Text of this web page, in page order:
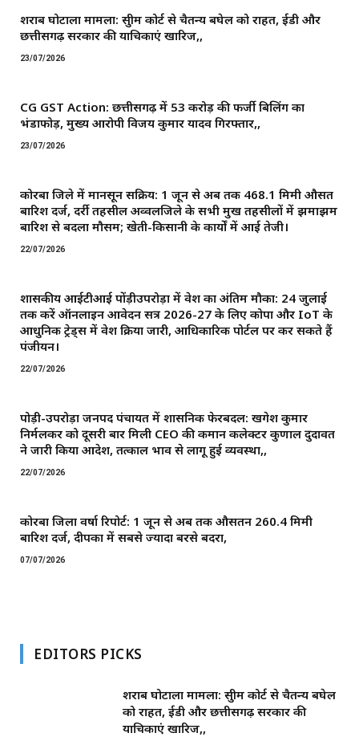
शराब घोटाला मामला: सुप्रीम कोर्ट से चैतन्य बघेल को राहत, ईडी और
छत्तीसगढ़ सरकार की याचिकाएं खारिज,,
23/07/2026
CG GST Action: छत्तीसगढ़ में 53 करोड़ की फर्जी बिलिंग का
भंडाफोड़, मुख्य आरोपी विजय कुमार यादव गिरफ्तार,,
23/07/2026
कोरबा जिले में मानसून सक्रिय: 1 जून से अब तक 468.1 मिमी औसत
बारिश दर्ज, दर्री तहसील अव्वलजिले के सभी प्रमुख तहसीलों में झमाझम
बारिश से बदला मौसम; खेती-किसानी के कार्यों में आई तेजी।
22/07/2026
शासकीय आईटीआई पोंड़ीउपरोड़ा में प्रवेश का अंतिम मौका: 24 जुलाई
तक करें ऑनलाइन आवेदन सत्र 2026-27 के लिए कोपा और IoT के
आधुनिक ट्रेड्स में प्रवेश प्रक्रिया जारी, आधिकारिक पोर्टल पर कर सकते हैं
पंजीयन।
22/07/2026
पोड़ी-उपरोड़ा जनपद पंचायत में प्रशासनिक फेरबदल: खगेश कुमार
निर्मलकर को दूसरी बार मिली CEO की कमान ​कलेक्टर कुणाल दुदावत
ने जारी किया आदेश, तत्काल प्रभाव से लागू हुई व्यवस्था,,
22/07/2026
कोरबा जिला वर्षा रिपोर्ट: 1 जून से अब तक औसतन 260.4 मिमी
बारिश दर्ज, दीपका में सबसे ज्यादा बरसे बदरा,
07/07/2026
EDITORS PICKS
शराब घोटाला मामला: सुप्रीम कोर्ट से चैतन्य बघेल
को राहत, ईडी और छत्तीसगढ़ सरकार की
याचिकाएं खारिज,,